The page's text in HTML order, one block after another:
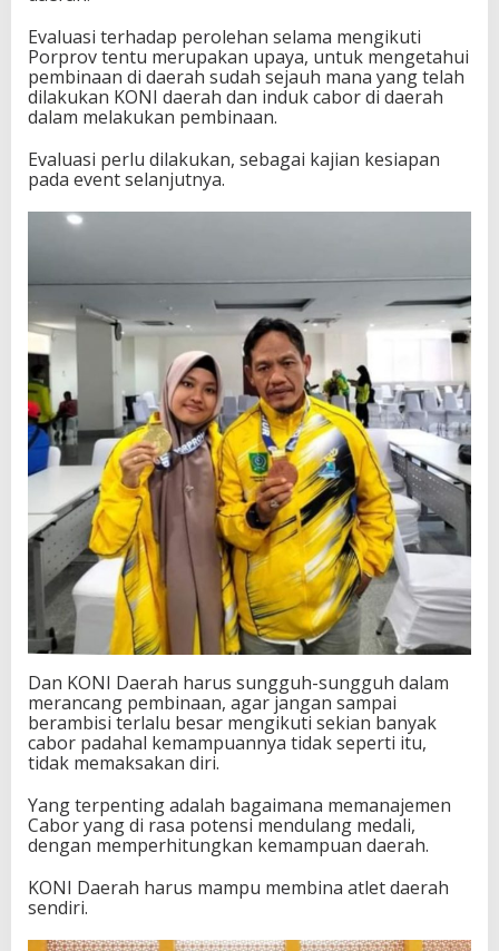
Evaluasi terhadap perolehan selama mengikuti
Porprov tentu merupakan upaya, untuk mengetahui
pembinaan di daerah sudah sejauh mana yang telah
dilakukan KONI daerah dan induk cabor di daerah
dalam melakukan pembinaan.
Evaluasi perlu dilakukan, sebagai kajian kesiapan
pada event selanjutnya.
Dan KONI Daerah harus sungguh-sungguh dalam
merancang pembinaan, agar jangan sampai
berambisi terlalu besar mengikuti sekian banyak
cabor padahal kemampuannya tidak seperti itu,
tidak memaksakan diri.
Yang terpenting adalah bagaimana memanajemen
Cabor yang di rasa potensi mendulang medali,
dengan memperhitungkan kemampuan daerah.
KONI Daerah harus mampu membina atlet daerah
sendiri.